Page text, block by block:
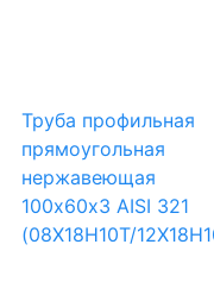
Труба профильная
прямоугольная
нержавеющая
100х60х3 AISI 321
(08Х18Н10Т/